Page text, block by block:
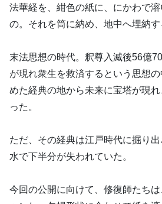
法華経を、紺色の紙に、にかわで
の。それを筒に納め、地中へ埋納す
末法思想の時代。釈尊入滅後56億
が現れ衆生を救済するという思想
めた経典の地から未来に宝塔が現
った。
ただ、その経典は江戸時代に掘り
水で下半分が失われていた。
今回の公開に向けて、修復師たち